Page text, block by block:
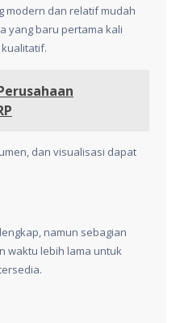
modern dan relatif mudah
yang baru pertama kali
dan visualisasi dapat
namun sebagian
waktu lebih lama untuk